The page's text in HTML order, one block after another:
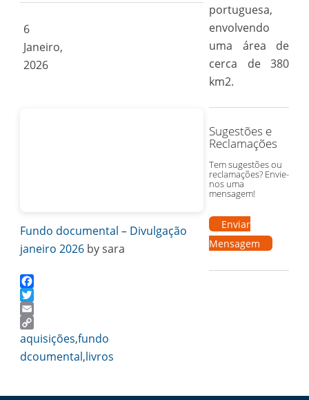
6
Janeiro,
2026
Fundo documental – Divulgação
janeiro 2026by sara
Facebook
Twitter
Email
Copy
Link
aquisições,fundo
dcoumental,livros
portuguesa,
envolvendo
uma área de
cerca de 380
km2.
Sugestões e
Reclamações
Tem sugestões ou
reclamações? Envie-
nos uma
mensagem!
Enviar
Mensagem